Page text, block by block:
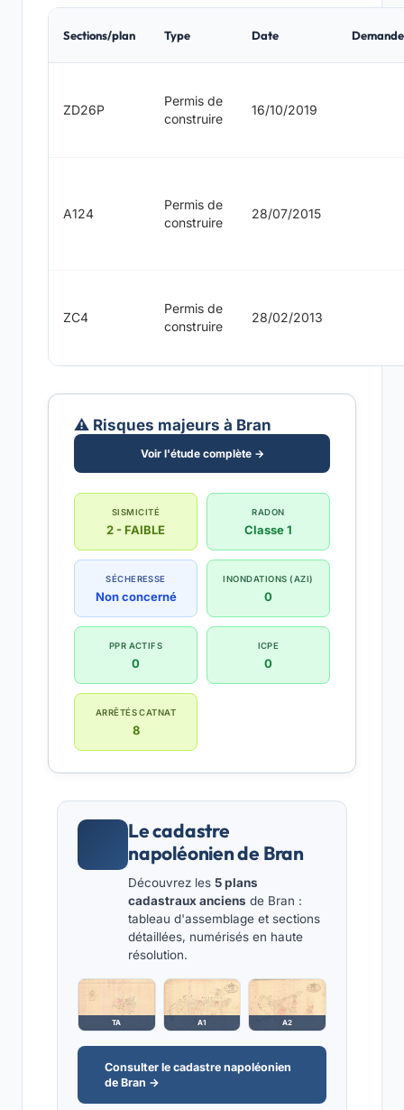
Sections/plan Type Date
ZD26P
Permis de
construire
16/10/2019
A124
Permis de
construire
28/07/2015
ZC4
Permis de
construire
28/02/2013
⚠️ Risques majeurs à Bran
Voir l'étude complète →
SISMICITÉ
2 - FAIBLE
RADON
Classe 1
SÉCHERESSE
Non concerné
INONDATIONS (AZI)
0
PPR ACTIFS
0
ICPE
0
ARRÊTÉS CATNAT
8
Le cadastre
napoléonien de Bran
Découvrez les 5 plans
cadastraux anciens de Bran :
tableau d'assemblage et sections
détaillées, numérisés en haute
résolution.
TA A1 A2
Consulter le cadastre napoléonien
de Bran →